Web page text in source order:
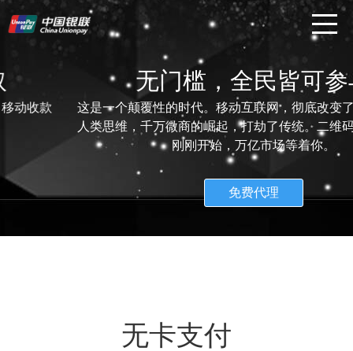
无门槛，全民皆可参与
这是一个颠覆性的时代。移动互联网，彻底改变了传统，
人类思维，千万微商的崛起，打劫了传统。二维码支付的
刚刚开始，万亿市场等着你。
无卡支付